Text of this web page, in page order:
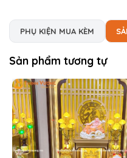
PHỤ KIỆN MUA KÈM
Sản phẩm tương tự